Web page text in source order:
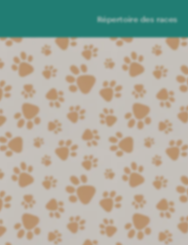
Répertoire des races